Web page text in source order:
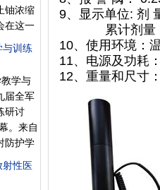
。当地
对这些
以说是
第一核
场大地
核在核
个表
如地球
在核外
相是
核是氢
，另一
是最
物理粒
是原子
核反
的质
铀浓缩
在这一
的。
闻发
是
不会
铀浓
上。他
把合
，安理
国际
与训练
学与
届全军
研讨
。来自
防护学
，围
辐射
射性医
9、显示单位: 剂
累计剂量：
10、使用环境：
11、电源及功耗
12、重量和尺寸